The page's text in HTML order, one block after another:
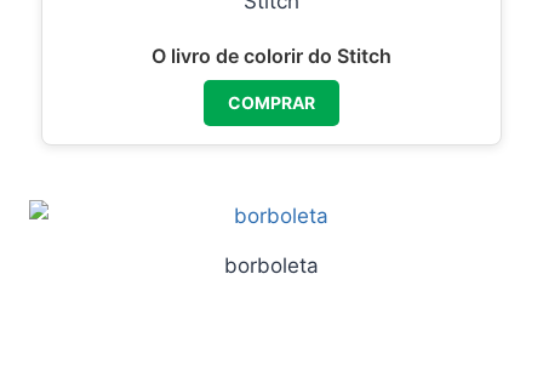
O livro de colorir do Stitch
COMPRAR
borboleta